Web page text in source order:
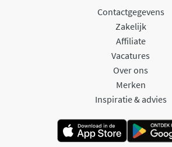
Contactgegevens
Zakelijk
Affiliate
Vacatures
Over ons
Merken
Inspiratie & advies